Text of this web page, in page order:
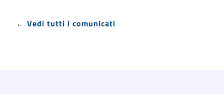
← Vedi tutti i comunicati